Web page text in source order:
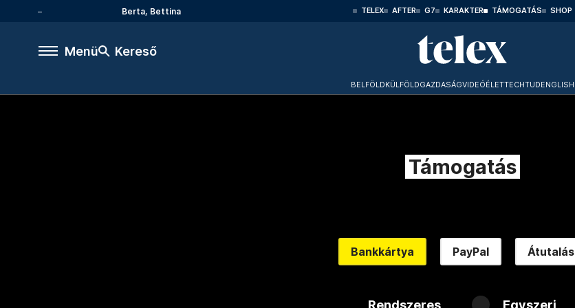
Berta, Bettina TELEX AFTER G7 KARAKTER TÁMOGATÁS SHOP
Menü Kereső
BELFÖLDKÜLFÖLDGAZDASÁGVIDEÓÉLETTECHTUDENGLISH
Támogatás
Bankkártya PayPal Átutalás
Rendszeres Egyszeri